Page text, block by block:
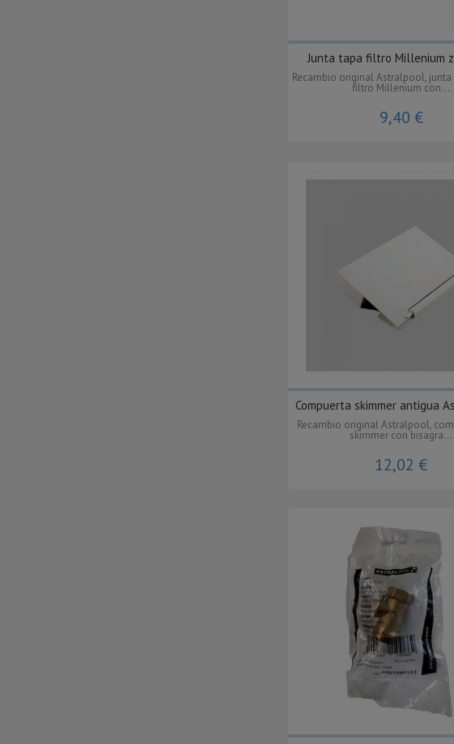
Junta tapa filtro Millenium
Recambio original Astralpool, junta
filtro Millenium con...
9,40 €
Compuerta skimmer antigua
Recambio original Astralpool,
skimmer con bisagra...
12,02 €